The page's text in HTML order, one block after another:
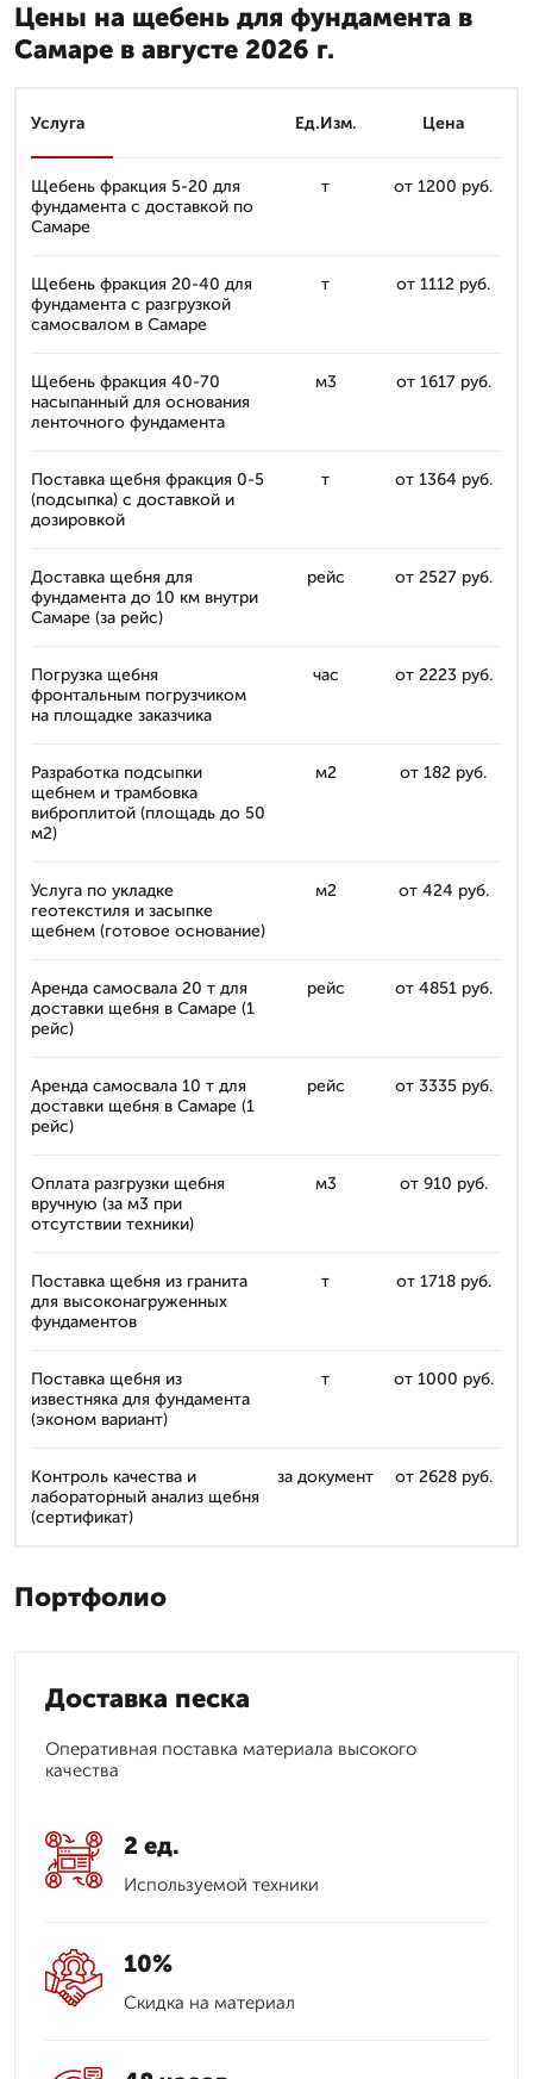
Цены на щебень для фундамента в
Самаре в августе 2026 г.
Услуга Ед.Изм. Цена
Щебень фракция 5-20 для
фундамента с доставкой по
Самаре
т от 1200 руб.
Щебень фракция 20-40 для
фундамента с разгрузкой
самосвалом в Самаре
т от 1112 руб.
Щебень фракция 40-70
насыпанный для основания
ленточного фундамента
м3 от 1617 руб.
Поставка щебня фракция 0-5
(подсыпка) с доставкой и
дозировкой
т от 1364 руб.
Доставка щебня для
фундамента до 10 км внутри
Самаре (за рейс)
рейс от 2527 руб.
Погрузка щебня
фронтальным погрузчиком
на площадке заказчика
час от 2223 руб.
Разработка подсыпки
щебнем и трамбовка
виброплитой (площадь до 50
м2)
м2 от 182 руб.
Услуга по укладке
геотекстиля и засыпке
щебнем (готовое основание)
м2 от 424 руб.
Аренда самосвала 20 т для
доставки щебня в Самаре (1
рейс)
рейс от 4851 руб.
Аренда самосвала 10 т для
доставки щебня в Самаре (1
рейс)
рейс от 3335 руб.
Оплата разгрузки щебня
вручную (за м3 при
отсутствии техники)
м3 от 910 руб.
Поставка щебня из гранита
для высоконагруженных
фундаментов
т от 1718 руб.
Поставка щебня из
известняка для фундамента
(эконом вариант)
т от 1000 руб.
Контроль качества и
лабораторный анализ щебня
(сертификат)
за документ от 2628 руб.
Портфолио
Доставка песка
Оперативная поставка материала высокого
качества
2 ед.
Используемой техники
10%
Скидка на материал